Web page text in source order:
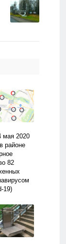
мая 2020
районе
82
19)